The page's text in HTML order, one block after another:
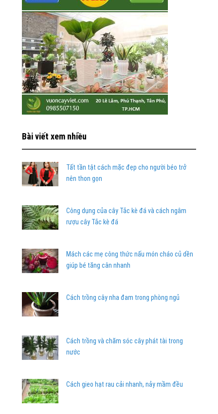
Bài viết xem nhiều
Tất tần tật cách mặc đẹp cho người béo trở
nên thon gọn
Công dụng của cây Tắc kè đá và cách ngâm
rượu cây Tắc kè đá
Mách các mẹ công thức nấu món cháo củ dền
giúp bé tăng cân nhanh
Cách trồng cây nha đam trong phòng ngủ
Cách trồng và chăm sóc cây phát tài trong
nước
Cách gieo hạt rau cải nhanh, nảy mầm đều